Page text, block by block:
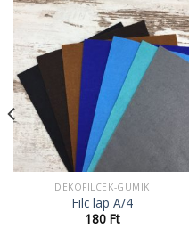
DEKOFILCEK-GUMIK
Filc lap A/4
180 Ft